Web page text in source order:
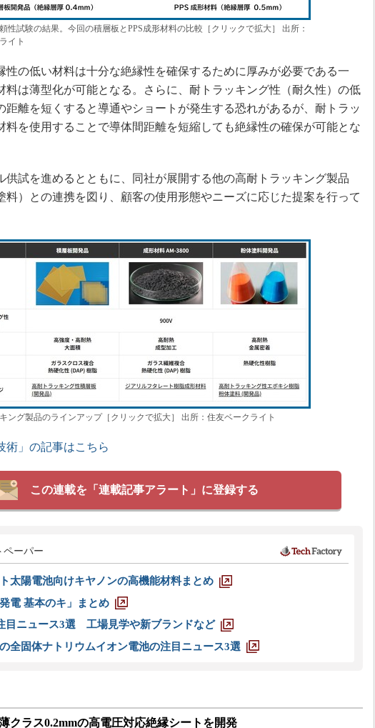
性試験の結果。今回の積層板とPPS成形材料の比較［クリックで拡大］ 出所：
イト
の低い材料は十分な絶縁性を確保するために厚みが必要である一
料は薄型化が可能となる。さらに、耐トラッキング性（耐久性）の低
距離を短くすると導通やショートが発生する恐れがあるが、耐トラッ
料を使用することで導体間距離を短縮しても絶縁性の確保が可能とな
試を進めるとともに、同社が展開する他の高耐トラッキング製品
料）との連携を図り、顧客の使用形態やニーズに応じた提案を行って
ング製品のラインアップ［クリックで拡大］ 出所：住友ベークライト
」の記事はこちら
この連載を「連載記事アラート」に登録する
ペーパー
太陽電池向けキヤノンの高機能材料まとめ
電 基本のキ」まとめ
目ニュース3選 工場見学や新ブランドなど
全固体ナトリウムイオン電池の注目ニュース3選
クラス0.2mmの高電圧対応絶縁シートを開発